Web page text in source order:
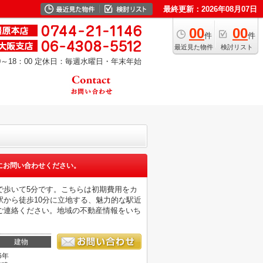
最終更新：2026年08月07日
00件
最近見た物件
00件
検討リスト
18：00 定休日：毎週水曜日・年末年始
問い合わせください。
いて5分です。こちらは初期費用をカ
ら徒歩10分に立地する、魅力的な駅近
絡ください。地域の不動産情報をいち
建物
年